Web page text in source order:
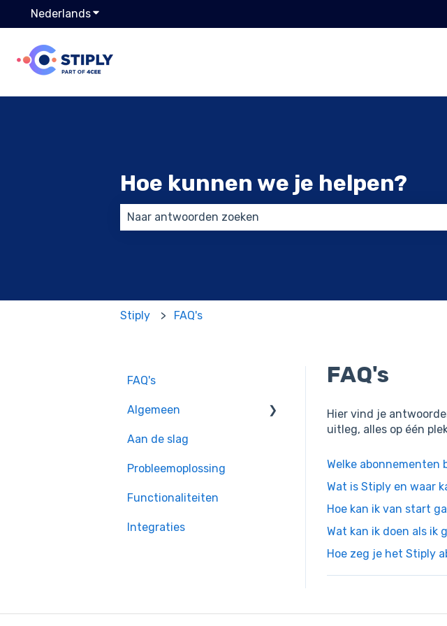
NederlandsSubmenu tonen voor vertalingen
Hoe kunnen we je helpen?
Stiply FAQ's
FAQ's
Hier vind je
uitleg, alles op één
Welke abonnementen
Wat is Stiply en waar
Hoe kan ik van start
Wat kan ik doen als ik
Hoe zeg je het Stiply
FAQ's
Algemeen
Privacy &
Aan de slag
Probleemoplossing
Functionaliteiten
Integraties